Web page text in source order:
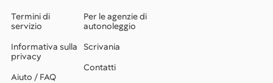
Termini di
servizio
Informativa sulla
privacy
Aiuto / FAQ
Per le agenzie di
autonoleggio
Scrivania
Contatti